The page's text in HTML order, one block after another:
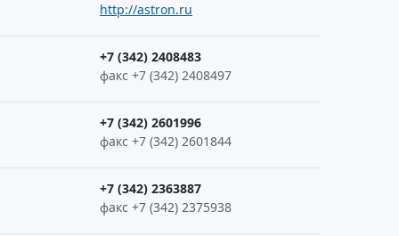
http://astron.ru
+7 (342) 2408483
факс +7 (342) 2408497
+7 (342) 2601996
факс +7 (342) 2601844
+7 (342) 2363887
факс +7 (342) 2375938